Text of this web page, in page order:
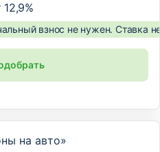
12,9%
взнос не нужен. Ставка
на авто»